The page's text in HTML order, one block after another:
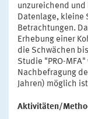
unzureichend
Datenlage, kleine
Betrachtungen.
Erhebung einer
die Schwächen
Studie "PRO-
Nachbefragung
Jahren) möglich
Aktivitäten/